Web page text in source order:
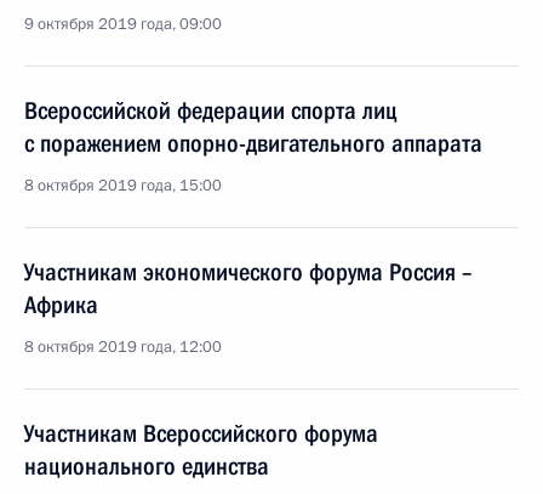
9 октября 2019 года, 09:00
Всероссийской федерации спорта лиц
с поражением опорно-двигательного аппарата
8 октября 2019 года, 15:00
Участникам экономического форума Россия –
Африка
8 октября 2019 года, 12:00
Участникам Всероссийского форума
национального единства